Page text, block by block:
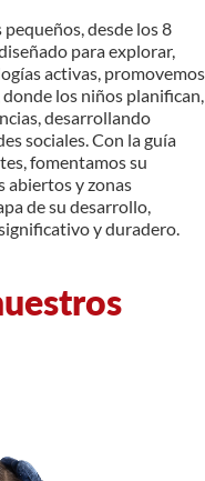
pequeños, desde los 8
para explorar,
activas, promovemos
los niños planifican,
desarrollando
sociales. Con la guía
fomentamos su
abiertos y zonas
de su desarrollo,
y duradero.